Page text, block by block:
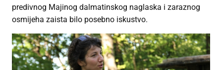
predivnog Majinog dalmatinskog naglaska i zaraznog
osmijeha zaista bilo posebno iskustvo.